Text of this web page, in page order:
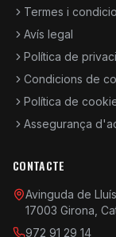
Termes i
Avís legal
Política de
Condicions de
Política de
Assegurança
CONTACTE
Avinguda de
17003 Girona,
972 91 29 14